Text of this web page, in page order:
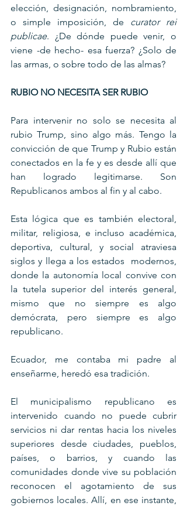
elección, designación, nombramiento,
o simple imposición, de curator rei
publicae. ¿De dónde puede venir, o
viene -de hecho- esa fuerza? ¿Solo de
las armas, o sobre todo de las almas?
RUBIO NO NECESITA SER RUBIO
Para intervenir no solo se necesita al
rubio Trump, sino algo más. Tengo la
convicción de que Trump y Rubio están
conectados en la fe y es desde allí que
han logrado legitimarse. Son
Republicanos ambos al fin y al cabo.
Esta lógica que es también electoral,
militar, religiosa, e incluso académica,
deportiva, cultural, y social atraviesa
siglos y llega a los estados  modernos,
donde la autonomía local convive con
la tutela superior del interés general,
mismo que no siempre es algo
demócrata, pero siempre es algo
republicano.
Ecuador, me contaba mi padre al
enseñarme, heredó esa tradición.
El municipalismo republicano es
intervenido cuando no puede cubrir
servicios ni dar rentas hacia los niveles
superiores desde ciudades, pueblos,
países, o barrios, y cuando las
comunidades donde vive su población
reconocen el agotamiento de sus
gobiernos locales. Allí, en ese instante,